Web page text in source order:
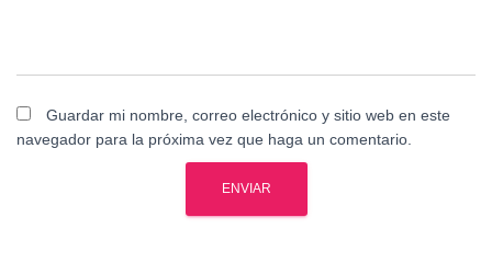
Guardar mi nombre, correo electrónico y sitio web en este
navegador para la próxima vez que haga un comentario.